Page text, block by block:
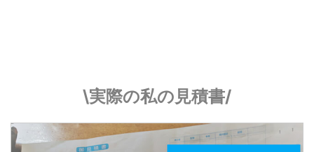
\実際の私の見積書/